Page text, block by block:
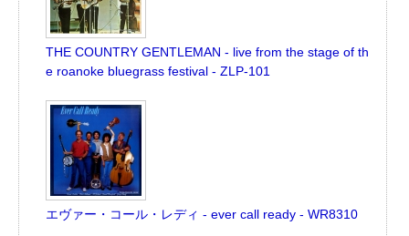
THE COUNTRY GENTLEMAN - live from the stage of th
e roanoke bluegrass festival - ZLP-101
エヴァー・コール・レディ - ever call ready - WR8310